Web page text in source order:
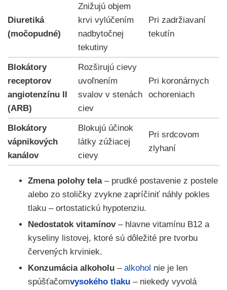
Diuretiká
(močopudné)
Znižujú objem
krvi vylúčením
nadbytočnej
tekutiny
Pri zadržiavaní
tekutín
Blokátory
receptorov
angiotenzínu II
(ARB)
Rozširujú cievy
uvoľnením
svalov v stenách
ciev
Pri koronárnych
ochoreniach
Blokátory
vápnikových
kanálov
Blokujú účinok
látky zúžiacej
cievy
Pri srdcovom
zlyhaní
Zmena polohy tela– prudké postavenie z postele
alebo zo stoličky zvykne zapríčiniť náhly pokles
tlaku – ortostatickú hypotenziu.
Nedostatok vitamínov– hlavne vitamínu B12 a
kyseliny listovej, ktoré sú dôležité pre tvorbu
červených krviniek.
Konzumácia alkoholu – alkohol nie je len
spúšťačomvysokého tlaku – niekedy vyvolá